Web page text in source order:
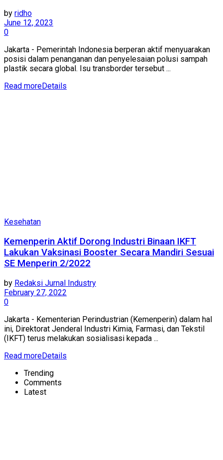
by ridho
June 12, 2023
0
Jakarta - Pemerintah Indonesia berperan aktif menyuarakan
posisi dalam penanganan dan penyelesaian polusi sampah
plastik secara global. Isu transborder tersebut ...
Read moreDetails
Kesehatan
Kemenperin Aktif Dorong Industri Binaan IKFT
Lakukan Vaksinasi Booster Secara Mandiri Sesuai
SE Menperin 2/2022
by Redaksi Jurnal Industry
February 27, 2022
0
Jakarta - Kementerian Perindustrian (Kemenperin) dalam hal
ini, Direktorat Jenderal Industri Kimia, Farmasi, dan Tekstil
(IKFT) terus melakukan sosialisasi kepada ...
Read moreDetails
Trending
Comments
Latest